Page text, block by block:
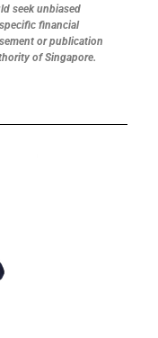
seek unbiased
financial
or publication
of Singapore.